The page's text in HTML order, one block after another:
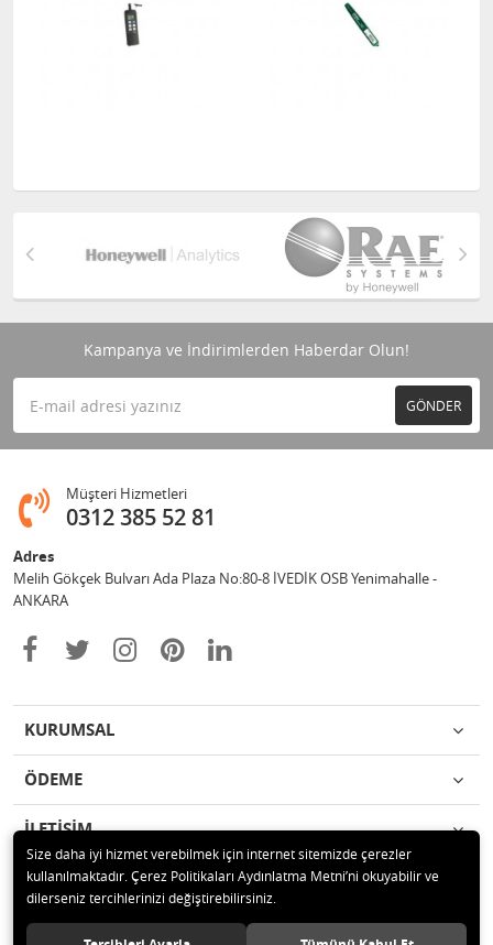
Kampanya ve İndirimlerden Haberdar Olun!
GÖNDER
Müşteri Hizmetleri
0312 385 52 81
Adres
Melih Gökçek Bulvarı Ada Plaza No:80-8 İVEDİK OSB Yenimahalle -
ANKARA
KURUMSAL
ÖDEME
İLETİŞİM
© 2020 ESA ÖLÇÜM VE TEST CİHAZLARI ELEKTRONİK SAN TİC LTD ŞTİ
Tüm hakları saklıdır.
Size daha iyi hizmet verebilmek için internet sitemizde çerezler
kullanılmaktadır. Çerez Politikaları Aydınlatma Metni’ni okuyabilir ve
dilerseniz tercihlerinizi değiştirebilirsiniz.